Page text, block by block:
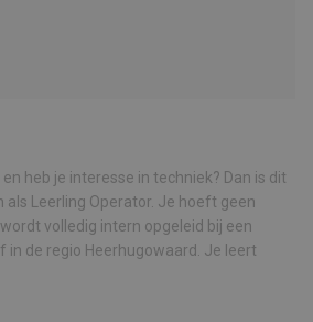
heb je interesse in techniek? Dan is dit
Leerling Operator. Je hoeft geen
volledig intern opgeleid bij een
in de regio Heerhugowaard. Je leert
machines, houdt het